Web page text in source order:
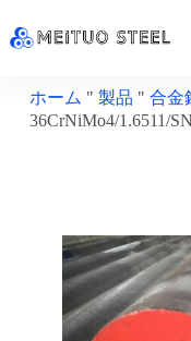
ホーム " 製品 " 合金
36CrNiMo4/1.6511/